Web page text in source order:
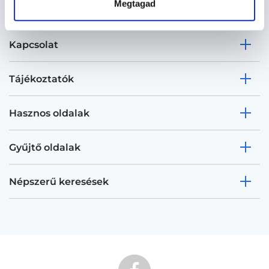
Megtagad
Kapcsolat
Tájékoztatók
Hasznos oldalak
Gyűjtő oldalak
Népszerű keresések